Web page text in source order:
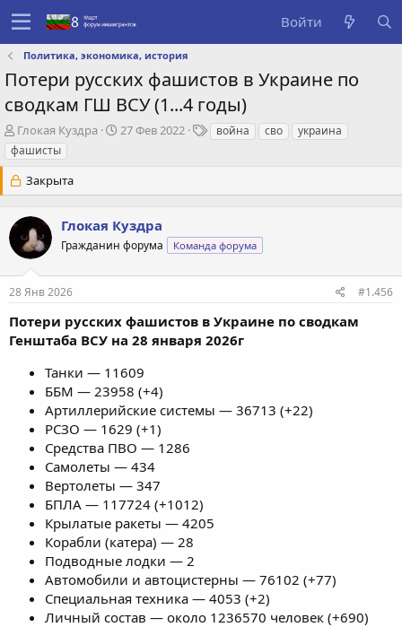
Войти
Политика, экономика, история
Потери русских фашистов в Украине по
сводкам ГШ ВСУ (1...4 годы)
А
в
т
о
р
е
м
ы
Глокая Куздра
Д
с
з
д
н
27 Фев 2022
Твойна сво
украина
фашисты
Закрыта
Глокая Куздра
Гражданин форума Команда форума
28 Янв 2026 #1.456
Потери русских фашистов в Украине по сводкам
Генштаба ВСУ на 28 января 2026г
Танки — 11609
ББМ — 23958 (+4)
Артиллерийские системы — 36713 (+22)
РСЗО — 1629 (+1)
Средства ПВО — 1286
Самолеты — 434
Вертолеты — 347
БПЛА — 117724 (+1012)
Крылатые ракеты — 4205
Корабли (катера) — 28
Подводные лодки — 2
Автомобили и автоцистерны — 76102 (+77)
Специальная техника — 4053 (+2)
Личный состав — около 1236570 человек (+690)